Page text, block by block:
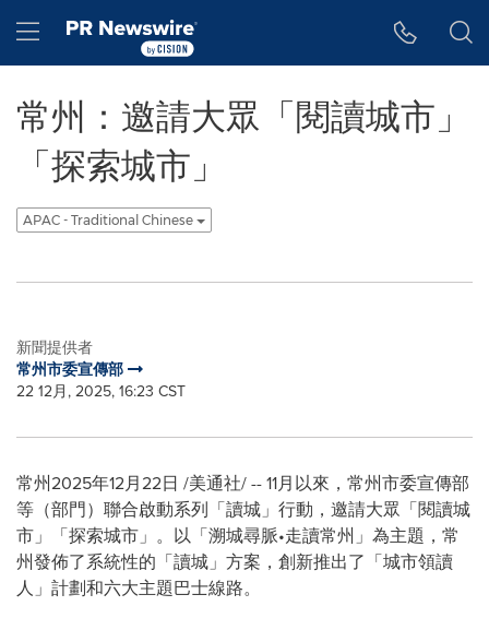
Hamburger menu
常州：邀請大眾「閱讀城市」
「探索城市」
APAC - Traditional Chinese
新聞提供者
常州市委宣傳部
22 12月, 2025, 16:23 CST
常州2025年12月22日 /美通社/ -- 11月以來，常州市委宣傳部
等（部門）聯合啟動系列「讀城」行動，邀請大眾「閱讀城
市」「探索城市」。以「溯城尋脈•走讀常州」為主題，常
州發佈了系統性的「讀城」方案，創新推出了「城市領讀
人」計劃和六大主題巴士線路。